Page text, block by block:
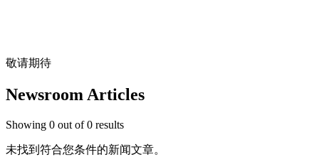
敬请期待
Newsroom Articles
Showing 0 out of0 results
未找到符合您条件的新闻文章。